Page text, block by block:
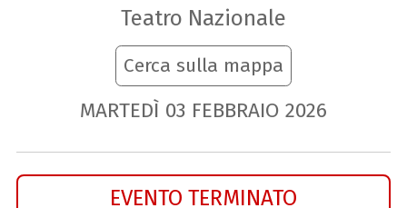
Teatro Nazionale
Cerca sulla mappa
MARTEDÌ 03 FEBBRAIO 2026
EVENTO TERMINATO